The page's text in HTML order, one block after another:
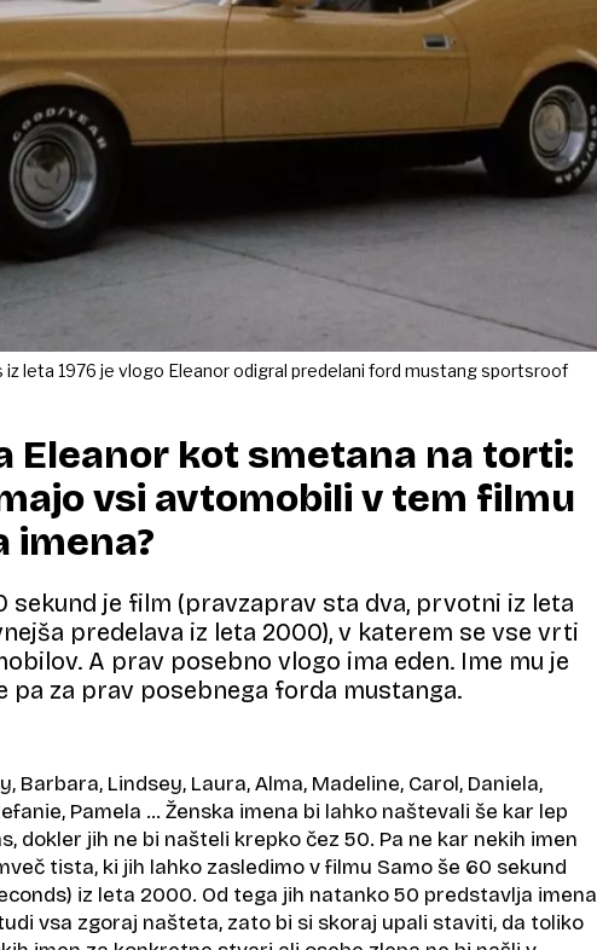
leta 1976 je vlogo Eleanor odigral predelani ford mustang sportsroof
Eleanor kot smetana na torti:
vsi avtomobili v tem filmu
imena?
sekund je film (pravzaprav sta dva, prvotni iz leta
predelava iz leta 2000), v katerem se vse vrti
A prav posebno vlogo ima eden. Ime mu je
pa za prav posebnega forda mustanga.
Barbara, Lindsey, Laura, Alma, Madeline, Carol, Daniela,
Pamela … Ženska imena bi lahko naštevali še kar lep
dokler jih ne bi našteli krepko čez 50. Pa ne kar nekih imen
tista, ki jih lahko zasledimo v filmu Samo še 60 sekund
iz leta 2000. Od tega jih natanko 50 predstavlja imena
vsa zgoraj našteta, zato bi si skoraj upali staviti, da toliko